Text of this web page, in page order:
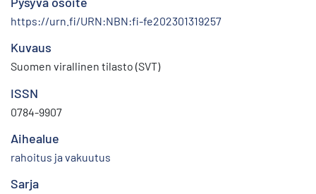
https://urn.fi/URN:NBN:fi-fe202301319257
Kuvaus
Suomen virallinen tilasto (SVT)
ISSN
0784-9907
Aihealue
rahoitus ja vakuutus
Sarja